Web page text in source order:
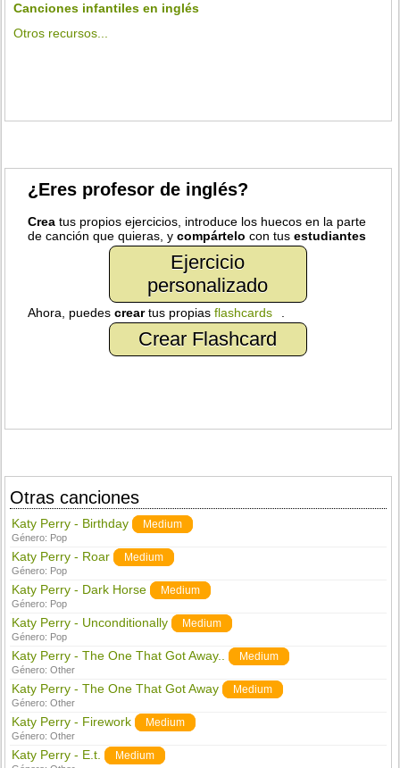
Canciones infantiles en inglés
Otros recursos...
¿Eres profesor de inglés?
Crea tus propios ejercicios, introduce los huecos en la parte
de canción que quieras, ycompártelo con tusestudiantes
Ejercicio
personalizado
Ahora, puedescreartus propiasflashcards .
Crear Flashcard
Otras canciones
Katy Perry - Birthday Medium
Género: Pop
Katy Perry - Roar Medium
Género: Pop
Katy Perry - Dark Horse Medium
Género: Pop
Katy Perry - Unconditionally Medium
Género: Pop
Katy Perry - The One That Got Away.. Medium
Género:Other
Katy Perry - The One That Got Away Medium
Género:Other
Katy Perry - Firework Medium
Género:Other
Katy Perry - E.t. Medium